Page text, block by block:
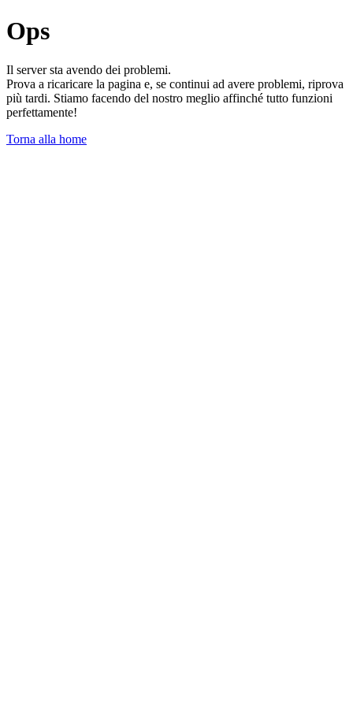
Ops
Il server sta avendo dei problemi.
Prova a ricaricare la pagina e, se continui ad avere problemi, riprova
più tardi. Stiamo facendo del nostro meglio affinché tutto funzioni
perfettamente!
Torna alla home